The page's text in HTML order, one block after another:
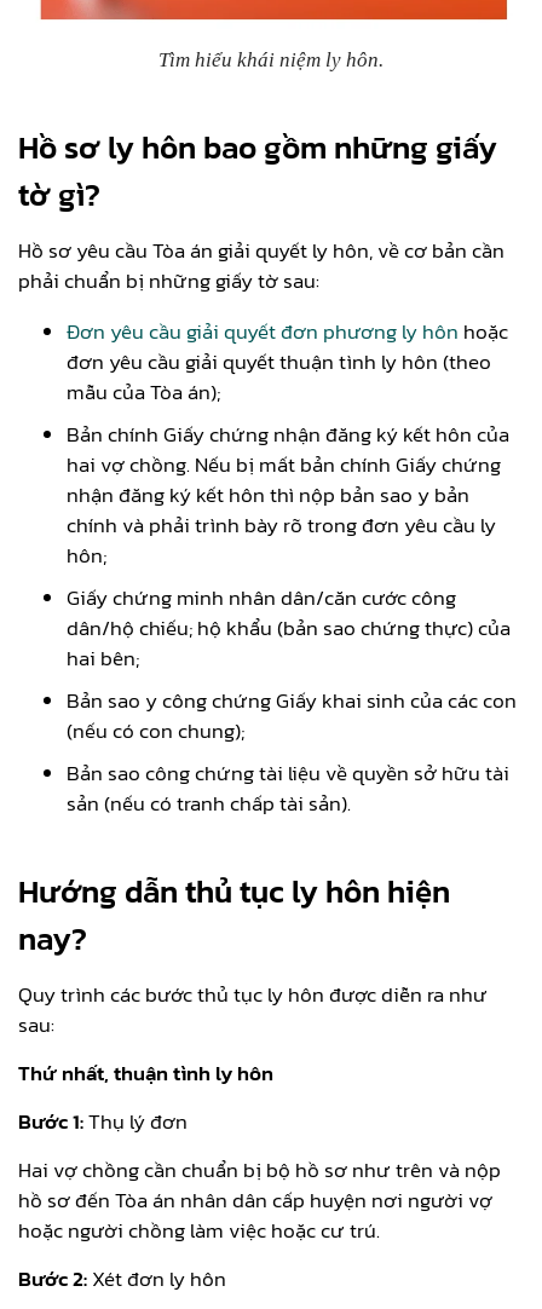
Tìm hiểu khái niệm ly hôn.
Hồ sơ ly hôn bao gồm những giấy
tờ gì?
Hồ sơ yêu cầu Tòa án giải quyết ly hôn, về cơ bản cần
phải chuẩn bị những giấy tờ sau:
Đơn yêu cầu giải quyết đơn phương ly hôn hoặc
đơn yêu cầu giải quyết thuận tình ly hôn (theo
mẫu của Tòa án);
Bản chính Giấy chứng nhận đăng ký kết hôn của
hai vợ chồng. Nếu bị mất bản chính Giấy chứng
nhận đăng ký kết hôn thì nộp bản sao y bản
chính và phải trình bày rõ trong đơn yêu cầu ly
hôn;
Giấy chứng minh nhân dân/căn cước công
dân/hộ chiếu; hộ khẩu (bản sao chứng thực) của
hai bên;
Bản sao y công chứng Giấy khai sinh của các con
(nếu có con chung);
Bản sao công chứng tài liệu về quyền sở hữu tài
sản (nếu có tranh chấp tài sản).
Hướng dẫn thủ tục ly hôn hiện
nay?
Quy trình các bước thủ tục ly hôn được diễn ra như
sau:
Thứ nhất, thuận tình ly hôn
Bước 1:Thụ lý đơn
Hai vợ chồng cần chuẩn bị bộ hồ sơ như trên và nộp
hồ sơ đến Tòa án nhân dân cấp huyện nơi người vợ
hoặc người chồng làm việc hoặc cư trú.
Bước 2:Xét đơn ly hôn